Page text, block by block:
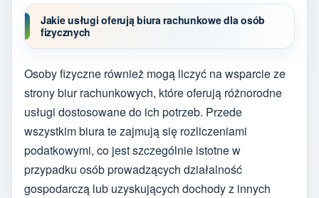
Jakie usługi oferują biura rachunkowe dla osób
fizycznych
Osoby fizyczne również mogą liczyć na wsparcie ze
strony biur rachunkowych, które oferują różnorodne
usługi dostosowane do ich potrzeb. Przede
wszystkim biura te zajmują się rozliczeniami
podatkowymi, co jest szczególnie istotne w
przypadku osób prowadzących działalność
gospodarczą lub uzyskujących dochody z innych